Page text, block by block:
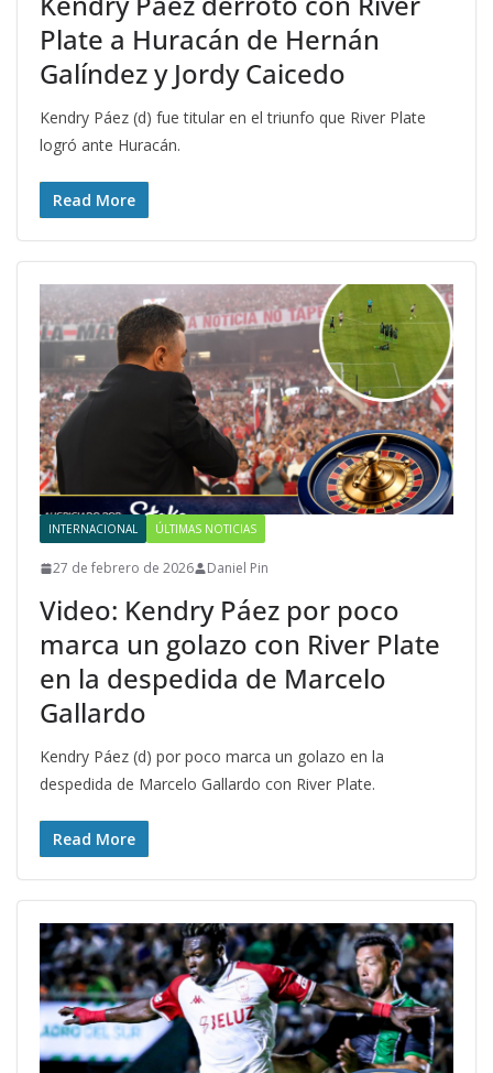
Plate a Huracán de Hernán
Galíndez y Jordy Caicedo
Kendry Páez (d) fue titular en el triunfo que River Plate
logró ante Huracán.
Read More
INTERNACIONAL ÚLTIMAS NOTICIAS
27 de febrero de 2026 Daniel Pin
Video: Kendry Páez por poco
marca un golazo con River Plate
en la despedida de Marcelo
Gallardo
Kendry Páez (d) por poco marca un golazo en la
despedida de Marcelo Gallardo con River Plate.
Read More